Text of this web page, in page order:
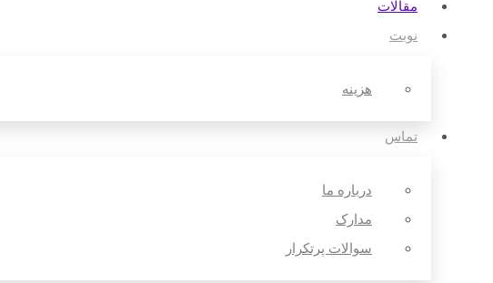
مقالات‌
نوبت
هزینه
تماس
درباره ما
مدارک
سوالات پرتکرار